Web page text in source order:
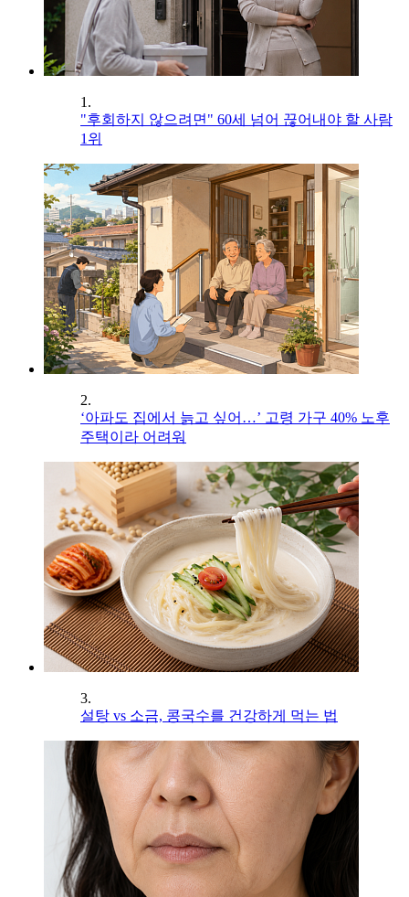
1.
"후회하지 않으려면" 60세 넘어 끊어내야 할 사람
1위
2.
‘아파도 집에서 늙고 싶어…’ 고령 가구 40% 노후
주택이라 어려워
3.
설탕 vs 소금, 콩국수를 건강하게 먹는 법